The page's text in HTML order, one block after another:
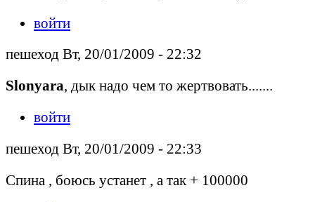
войти
пешеход Вт, 20/01/2009 - 22:32
Slonyara, дык надо чем то жертвовать.......
войти
пешеход Вт, 20/01/2009 - 22:33
Спина , боюсь устанет , а так + 100000